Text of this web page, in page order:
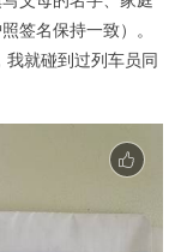
签名保持一致）。
我就碰到过列车员同